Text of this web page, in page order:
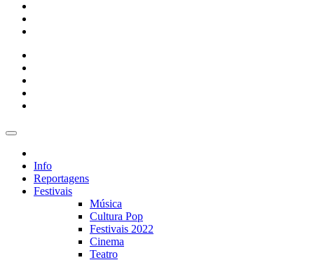
Info
Reportagens
Festivais
Música
Cultura Pop
Festivais 2022
Cinema
Teatro